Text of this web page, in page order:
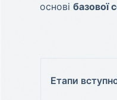
основібазової
Етапи